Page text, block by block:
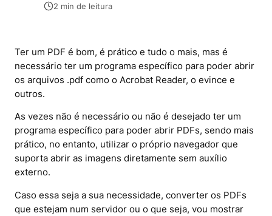
2 min de leitura
Ter um PDF é bom, é prático e tudo o mais, mas é
necessário ter um programa específico para poder abrir
os arquivos .pdf como o Acrobat Reader, o evince e
outros.
As vezes não é necessário ou não é desejado ter um
programa específico para poder abrir PDFs, sendo mais
prático, no entanto, utilizar o próprio navegador que
suporta abrir as imagens diretamente sem auxílio
externo.
Caso essa seja a sua necessidade, converter os PDFs
que estejam num servidor ou o que seja, vou mostrar